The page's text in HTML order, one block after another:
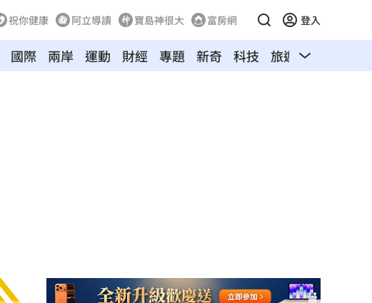
祝你健康 阿立導讀 寶島神很大 富房網 登入
國際 兩岸 運動 財經 專題 新奇 科技 旅遊 汽車